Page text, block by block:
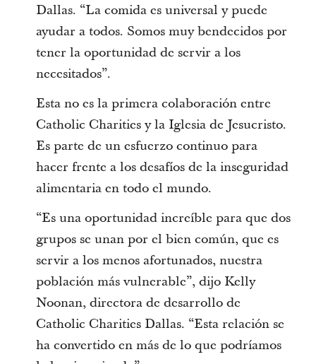
Dallas. “La comida es universal y puede
ayudar a todos. Somos muy bendecidos por
tener la oportunidad de servir a los
necesitados”.
Esta no es la primera colaboración entre
Catholic Charities y la Iglesia de Jesucristo.
Es parte de un esfuerzo continuo para
hacer frente a los desafíos de la inseguridad
alimentaria en todo el mundo.
“Es una oportunidad increíble para que dos
grupos se unan por el bien común, que es
servir a los menos afortunados, nuestra
población más vulnerable”, dijo Kelly
Noonan, directora de desarrollo de
Catholic Charities Dallas. “Esta relación se
ha convertido en más de lo que podríamos